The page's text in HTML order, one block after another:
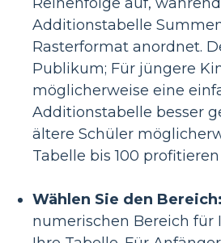
Additionstabelle
Rasterformat anordnet.
Publikum; Für jüngere
möglicherweise eine
Additionstabelle besser
ältere Schüler
Tabelle bis 100
Wählen Sie den Bereich:
numerischen Bereich für